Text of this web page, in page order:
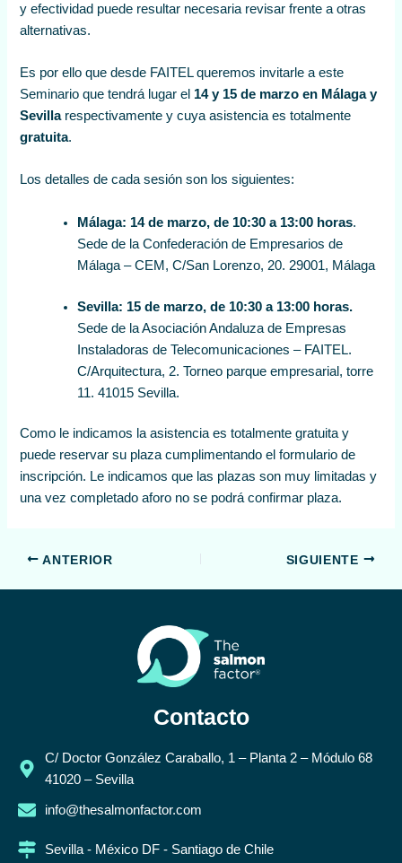
y efectividad puede resultar necesaria revisar frente a otras
alternativas.
Es por ello que desde FAITEL queremos invitarle a este
Seminario que tendrá lugar el 14 y 15 de marzo en Málaga y
Sevillarespectivamente y cuya asistencia es totalmente
gratuita.
Los detalles de cada sesión son los siguientes:
Málaga: 14 de marzo, de 10:30 a 13:00 horas.
Sede de la Confederación de Empresarios de
Málaga – CEM, C/San Lorenzo, 20. 29001, Málaga
Sevilla: 15 de marzo, de 10:30 a 13:00 horas.
Sede de la Asociación Andaluza de Empresas
Instaladoras de Telecomunicaciones – FAITEL.
C/Arquitectura, 2. Torneo parque empresarial, torre
11. 41015 Sevilla.
Como le indicamos la asistencia es totalmente gratuita y
puede reservar su plaza cumplimentando el formulario de
inscripción. Le indicamos que las plazas son muy limitadas y
una vez completado aforo no se podrá confirmar plaza.
ANTERIOR SIGUIENTE
Contacto
C/ Doctor González Caraballo, 1 – Planta 2 – Módulo 68
41020 – Sevilla
info@thesalmonfactor.com
Sevilla - México DF - Santiago de Chile